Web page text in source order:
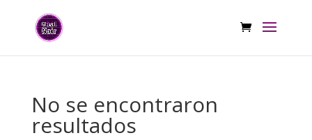
No se encontraron
resultados